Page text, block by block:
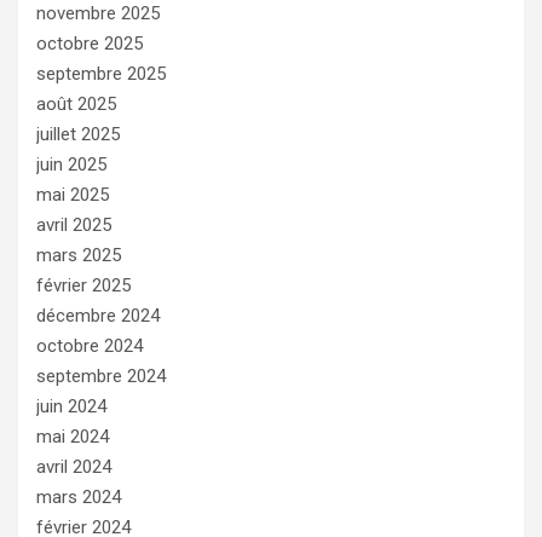
novembre 2025
octobre 2025
septembre 2025
août 2025
juillet 2025
juin 2025
mai 2025
avril 2025
mars 2025
février 2025
décembre 2024
octobre 2024
septembre 2024
juin 2024
mai 2024
avril 2024
mars 2024
février 2024